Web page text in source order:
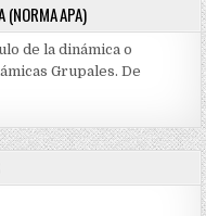
(NORMA APA)
de la dinámica o
Grupales. De